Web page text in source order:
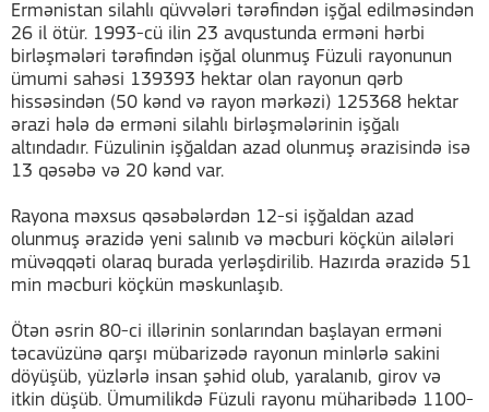
Ermənistan silahlı qüvvələri tərəfindən işğal edilməsindən
26 il ötür. 1993-cü ilin 23 avqustunda erməni hərbi
birləşmələri tərəfindən işğal olunmuş Füzuli rayonunun
ümumi sahəsi 139393 hektar olan rayonun qərb
hissəsindən (50 kənd və rayon mərkəzi) 125368 hektar
ərazi hələ də erməni silahlı birləşmələrinin işğalı
altındadır. Füzulinin işğaldan azad olunmuş ərazisində isə
13 qəsəbə və 20 kənd var.
Rayona məxsus qəsəbələrdən 12-si işğaldan azad
olunmuş ərazidə yeni salınıb və məcburi köçkün ailələri
müvəqqəti olaraq burada yerləşdirilib. Hazırda ərazidə 51
min məcburi köçkün məskunlaşıb.
Ötən əsrin 80-ci illərinin sonlarından başlayan erməni
təcavüzünə qarşı mübarizədə rayonun minlərlə sakini
döyüşüb, yüzlərlə insan şəhid olub, yaralanıb, girov və
itkin düşüb. Ümumilikdə Füzuli rayonu müharibədə 1100-